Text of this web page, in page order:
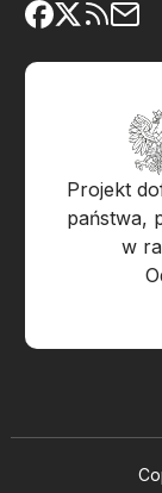
Projekt
państwa,
w